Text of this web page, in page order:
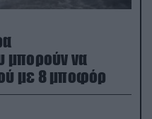
μπορούν να
με 8 μποφόρ